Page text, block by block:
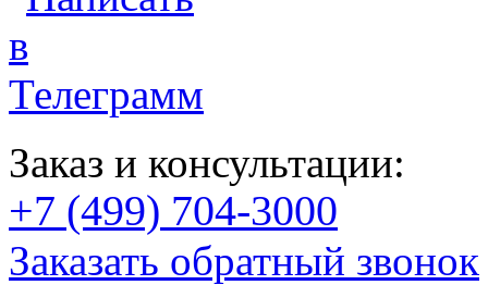
Заказ и консультации:
+7 (499) 704-3000
Заказать обратный звонок